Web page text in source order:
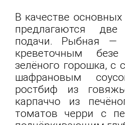
В качестве основных
предлагаются две
подачи. Рыбная —
креветочным
зелёного горошка, с
шафрановым
ростбиф из
карпаччо из
томатов черри с